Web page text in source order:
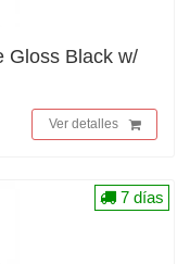
Gloss Black w/
Ver detalles
7 días